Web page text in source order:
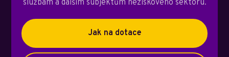
službám a dalším subjektům neziskového sektoru.
Jak na dotace